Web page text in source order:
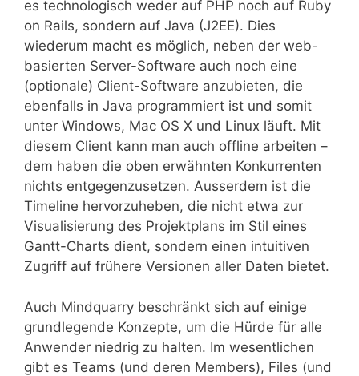
es technologisch weder auf PHP noch auf Ruby
on Rails, sondern auf Java (J2EE). Dies
wiederum macht es möglich, neben der web-
basierten Server-Software auch noch eine
(optionale) Client-Software anzubieten, die
ebenfalls in Java programmiert ist und somit
unter Windows, Mac OS X und Linux läuft. Mit
diesem Client kann man auch offline arbeiten –
dem haben die oben erwähnten Konkurrenten
nichts entgegenzusetzen. Ausserdem ist die
Timeline hervorzuheben, die nicht etwa zur
Visualisierung des Projektplans im Stil eines
Gantt-Charts dient, sondern einen intuitiven
Zugriff auf frühere Versionen aller Daten bietet.
Auch Mindquarry beschränkt sich auf einige
grundlegende Konzepte, um die Hürde für alle
Anwender niedrig zu halten. Im wesentlichen
gibt es Teams (und deren Members), Files (und